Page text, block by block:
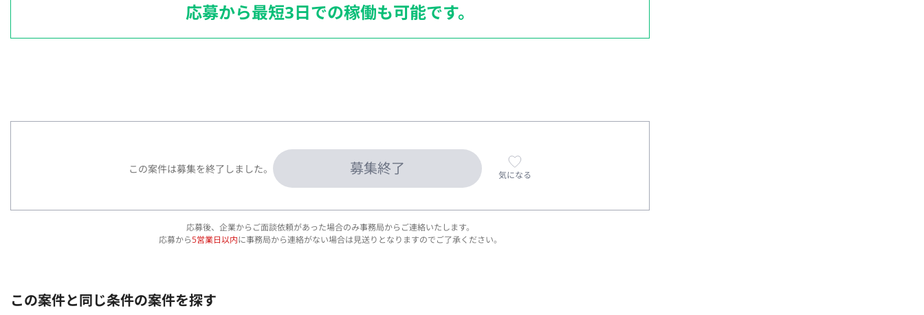
応募から最短3日での稼働も可能です。
この案件は募集を終了しました。 募集終了 気になる
応募後、企業からご面談依頼があった場合のみ事務局からご連絡いたします。
応募から5営業日以内に事務局から連絡がない場合は見送りとなりますのでご了承ください。
この案件と同じ条件の案件を探す